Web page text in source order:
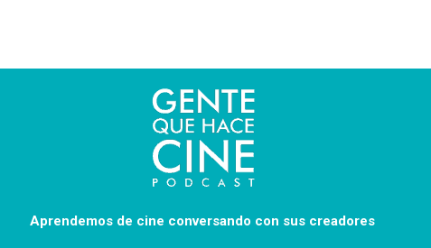
Aprendemos de cine conversando con sus creadores